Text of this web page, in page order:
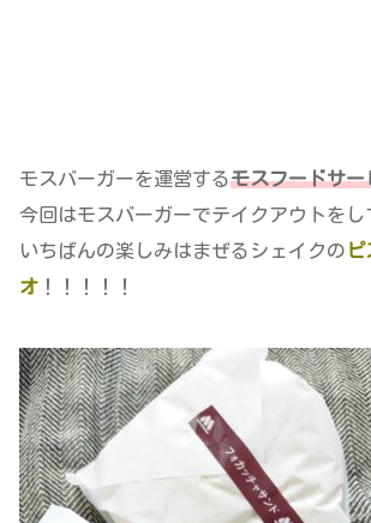
モスバーガーを運営するモスフードサー
今回はモスバーガーでテイクアウトをし
いちばんの楽しみはまぜるシェイクの
オ ！！！！！